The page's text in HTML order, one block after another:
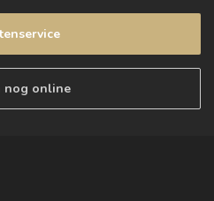
nog online